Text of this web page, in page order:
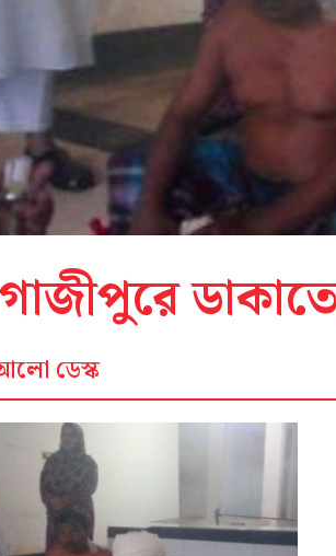
গাজীপুরে
ডেস্ক